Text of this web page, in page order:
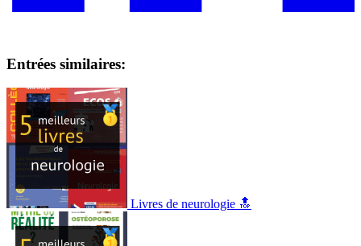
Entrées similaires:
Livres de neurologie 🔝